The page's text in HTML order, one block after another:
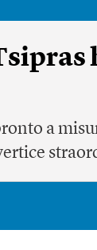
a